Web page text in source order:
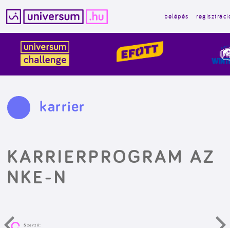
tartalomba
belépés
karrier
KARRIERPROGRAM AZ
NKE-N
Szerző: